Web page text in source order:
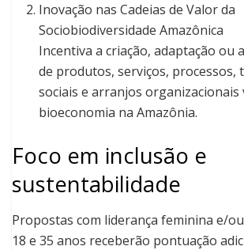
Inovação nas Cadeias de Valor da
Sociobiodiversidade Amazônica
Incentiva a criação, adaptação ou
de produtos, serviços, processos,
sociais e arranjos organizacionais
bioeconomia na Amazônia.
Foco em inclusão e
sustentabilidade
Propostas com liderança feminina e/
18 e 35 anos receberão pontuação